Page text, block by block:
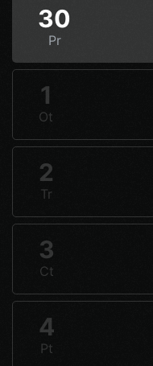
30
Pr
1
Ot
2
Tr
3
Ct
4
Pt